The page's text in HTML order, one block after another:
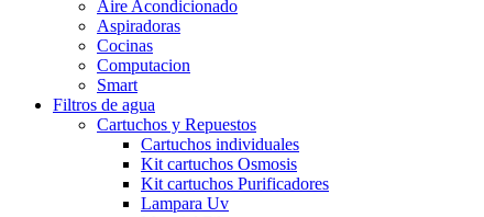
Aire Acondicionado
Aspiradoras
Cocinas
Computacion
Smart
Filtros de agua
Cartuchos y Repuestos
Cartuchos individuales
Kit cartuchos Osmosis
Kit cartuchos Purificadores
Lampara Uv